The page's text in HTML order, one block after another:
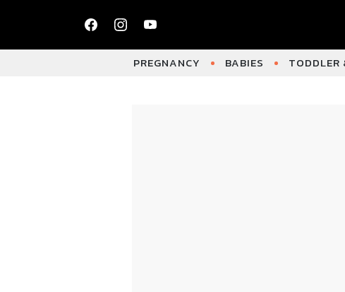
PREGNANCY BABIES TODDLER